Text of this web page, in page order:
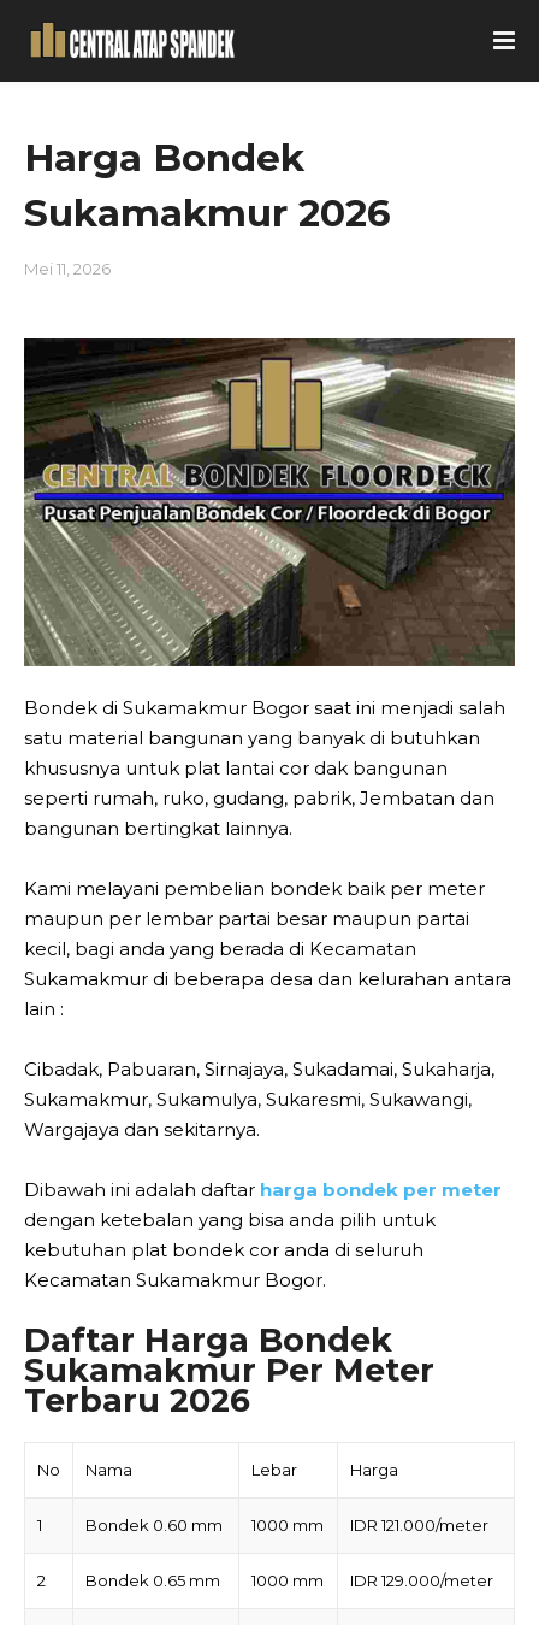
Harga Bondek
Sukamakmur 2026
Mei 11, 2026
Bondek di Sukamakmur Bogor saat ini menjadi salah
satu material bangunan yang banyak di butuhkan
khususnya untuk plat lantai cor dak bangunan
seperti rumah, ruko, gudang, pabrik, Jembatan dan
bangunan bertingkat lainnya.
Kami melayani pembelian bondek baik per meter
maupun per lembar partai besar maupun partai
kecil, bagi anda yang berada di Kecamatan
Sukamakmur di beberapa desa dan kelurahan antara
lain :
Cibadak, Pabuaran, Sirnajaya, Sukadamai, Sukaharja,
Sukamakmur, Sukamulya, Sukaresmi, Sukawangi,
Wargajaya dan sekitarnya.
Dibawah ini adalah daftar harga bondek per meter
dengan ketebalan yang bisa anda pilih untuk
kebutuhan plat bondek cor anda di seluruh
Kecamatan Sukamakmur Bogor.
Daftar Harga Bondek
Sukamakmur Per Meter
Terbaru 2026
No Nama Lebar Harga
1 Bondek 0.60 mm 1000 mm IDR 121.000/meter
2 Bondek 0.65 mm 1000 mm IDR 129.000/meter